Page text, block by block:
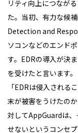
リティ向上につなが
た。当初、有力な候
Detection and
ソコンなどのエンド
す。EDRの導入が決
を受けたと言います。
「EDRは侵入される
末が被害をうけたの
対してAppGuardは、
せないというコンセ